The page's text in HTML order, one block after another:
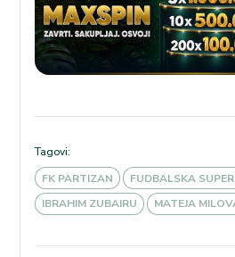
Tagovi:
FK PARTIZAN
FUDBALSKA
IBRAHIM ZUBAIRU
MATEJA